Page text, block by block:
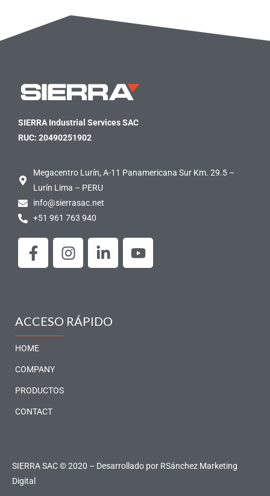
SIERRA Industrial Services SAC
RUC: 20490251902
Megacentro Lurín, A-11 Panamericana Sur Km. 29.5 –
Lurín Lima – PERU
info@sierrasac.net
+51 961 763 940
F
a
o
o
k
-
I
n
g
i
d
Y
o
ACCESO RÁPIDO
HOME
COMPANY
PRODUCTOS
CONTACT
SIERRA SAC © 2020 – Desarrollado por RSánchez Marketing
Digital